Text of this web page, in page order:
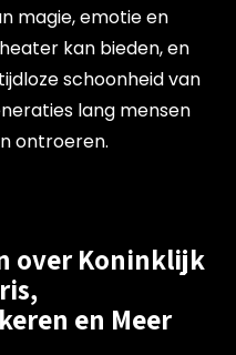
magie, emotie en
kan bieden, en
schoonheid van
lang mensen
ontroeren.
over Koninklijk
en Meer